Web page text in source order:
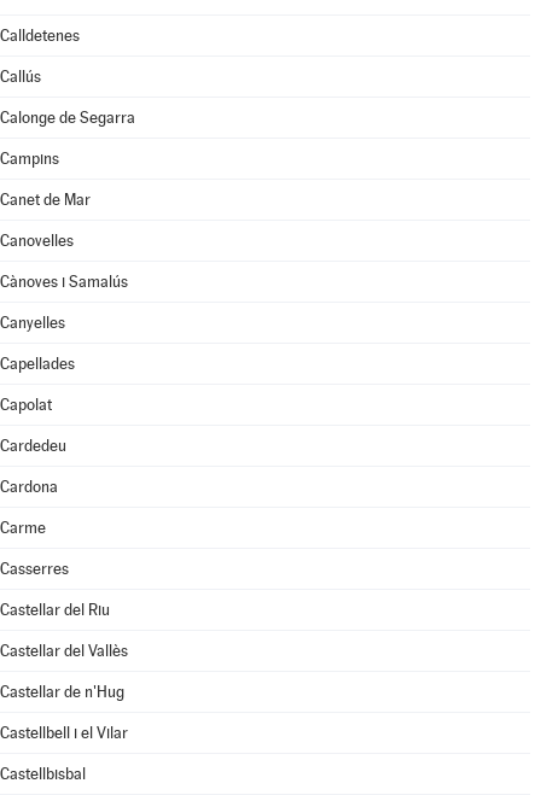
Calldetenes
Callús
Calonge de Segarra
Campins
Canet de Mar
Canovelles
Cànoves i Samalús
Canyelles
Capellades
Capolat
Cardedeu
Cardona
Carme
Casserres
Castellar del Riu
Castellar del Vallès
Castellar de n'Hug
Castellbell i el Vilar
Castellbisbal